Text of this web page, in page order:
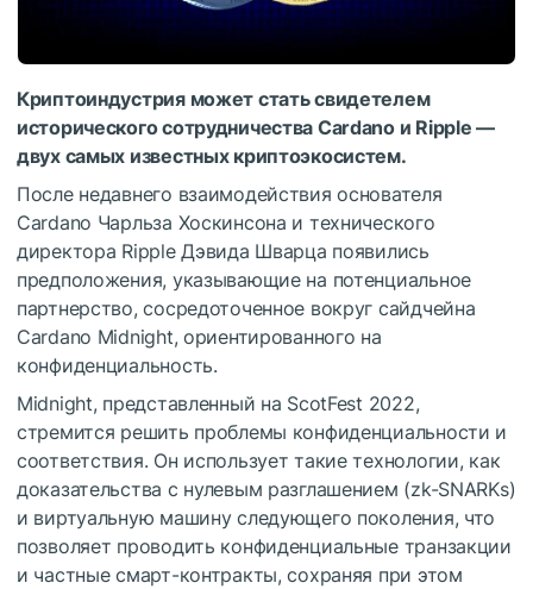
Криптоиндустрия может стать свидетелем
исторического сотрудничества Cardano и Ripple —
двух самых известных криптоэкосистем.
После недавнего взаимодействия основателя
Cardano Чарльза Хоскинсона и технического
директора Ripple Дэвида Шварца появились
предположения, указывающие на потенциальное
партнерство, сосредоточенное вокруг сайдчейна
Cardano Midnight, ориентированного на
конфиденциальность.
Midnight, представленный на ScotFest 2022,
стремится решить проблемы конфиденциальности и
соответствия. Он использует такие технологии, как
доказательства с нулевым разглашением (zk-SNARKs)
и виртуальную машину следующего поколения, что
позволяет проводить конфиденциальные транзакции
и частные смарт-контракты, сохраняя при этом